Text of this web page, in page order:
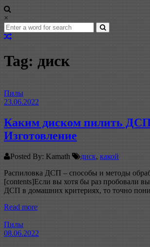
×
Tag: диск
Пилы
23.06.2022
Каким диском пилить ДСП
Изготовление
Posted By: Kamath диск, какой
Распиловка ДСП – способы и методы
[contents]Если вы хотя бы раз пробовали
ДСП в домашних критериях, то точно
Read more
Пилы
08.06.2022